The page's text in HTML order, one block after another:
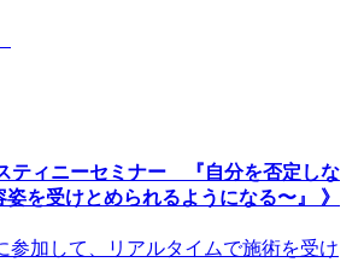
ティニーセミナー 『自分を否定しな
を受けとめられるようになる〜』 》
参加して、リアルタイムで施術を受け